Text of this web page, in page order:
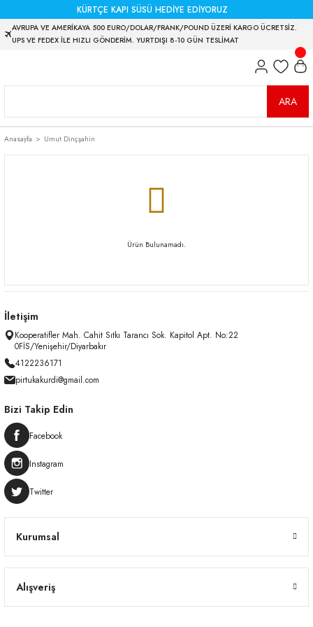
KÜRTÇE KAPI SÜSÜ HEDİYE EDİYORUZ
AVRUPA VE AMERİKAYA 500 EURO/DOLAR/FRANK/POUND ÜZERİ KARGO ÜCRETSİZ.
UPS VE FEDEX İLE HIZLI GÖNDERİM. YURTDIŞI 8-10 GÜN TESLİMAT
ARA
Anasayfa Umut Dinçşahin
Ürün Bulunamadı.
İletişim
Kooperatifler Mah. Cahit Sıtkı Tarancı Sok. Kapitol Apt. No:22
0FİS/Yenişehir/Diyarbakır
4122236171
pirtukakurdi@gmail.com
Kurumsal
Alışveriş
Bizi Takip Edin
Facebook
Instagram
Twitter